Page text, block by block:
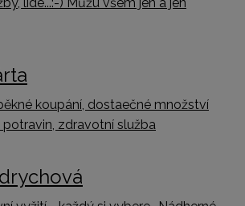
koupání, dostaečné množství
potravin, zdravotní služba